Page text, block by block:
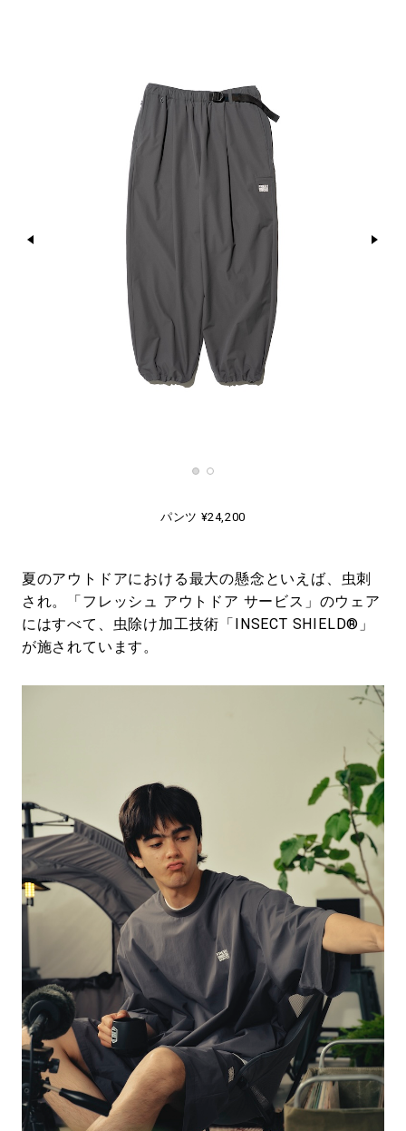
パンツ ¥24,200
夏のアウトドアにおける最大の懸念といえば、虫刺
され。「フレッシュ アウトドア サービス」のウェア
にはすべて、虫除け加工技術「INSECT SHIELD®」
が施されています。